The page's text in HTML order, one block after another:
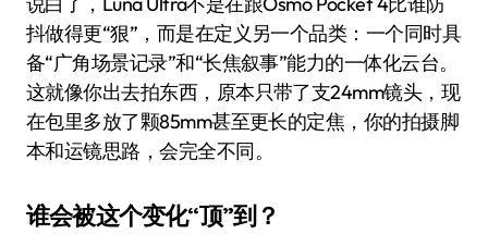
抖做得更“狠”，而是在定义另一个品类：一个同时具
备“广角场景记录”和“长焦叙事”能力的一体化云台。
这就像你出去拍东西，原本只带了支24mm镜头，现
在包里多放了颗85mm甚至更长的定焦，你的拍摄脚
本和运镜思路，会完全不同。
谁会被这个变化“顶”到？